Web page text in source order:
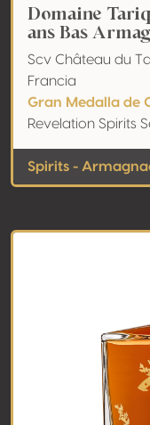
Domaine
ans Bas
Scv Château du
Francia
Gran Medalla de
Revelation Spirits
Spirits -